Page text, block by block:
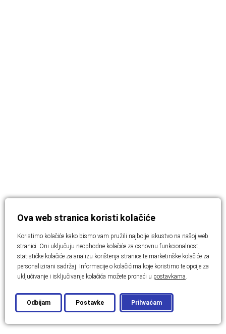
Ova web stranica koristi kolačiće
Koristimo kolačiće kako bismo vam pružili najbolje iskustvo na našoj web
stranici. Oni uključuju neophodne kolačiće za osnovnu funkcionalnost,
statističke kolačiće za analizu korištenja stranice te marketinške kolačiće za
personalizirani sadržaj. Informacije o kolačićima koje koristimo te opcije za
uključivanje i isključivanje kolačića možete pronaći u postavkama.
Prihvaćam
Odbijam Postavke